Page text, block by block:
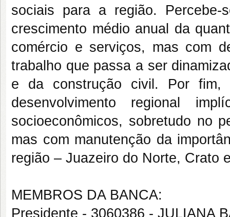
sociais para a região.
crescimento médio anual da
comércio e serviços, mas com
trabalho que passa a ser
e da construção civil. Por fim,
desenvolvimento regional
socioeconômicos, sobretudo no
mas com manutenção da
região – Juazeiro do Norte, Crato
MEMBROS DA BANCA:
Presidente - 3060386 - JULIANA